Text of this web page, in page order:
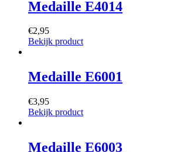
Medaille E4014
€2,95
Bekijk product
Medaille E6001
€3,95
Bekijk product
Medaille E6003